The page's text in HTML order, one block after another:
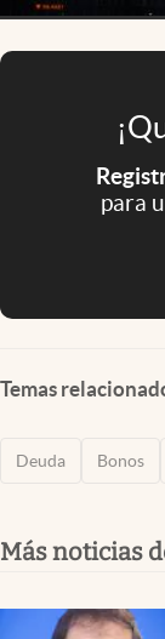
para
Temas
Deuda Bonos
Más noticias